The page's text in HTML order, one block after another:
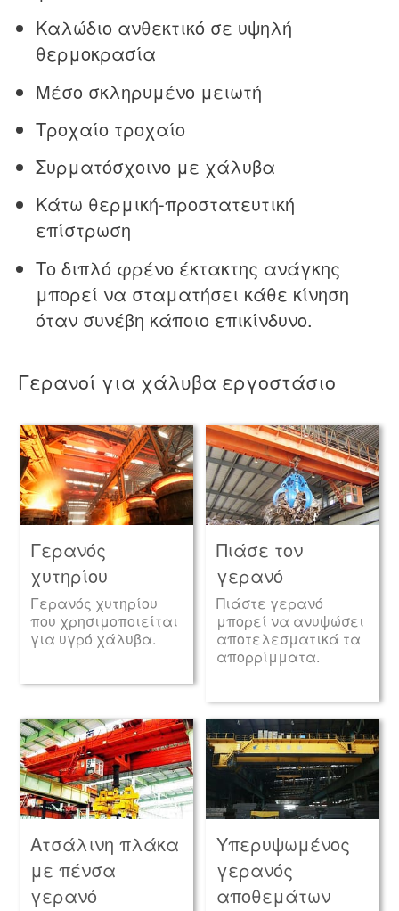
Καλώδιο ανθεκτικό σε υψηλή
θερμοκρασία
Μέσο σκληρυμένο μειωτή
Τροχαίο τροχαίο
Συρματόσχοινο με χάλυβα
Κάτω θερμική-προστατευτική
επίστρωση
Το διπλό φρένο έκτακτης ανάγκης
μπορεί να σταματήσει κάθε κίνηση
όταν συνέβη κάποιο επικίνδυνο.
Γερανοί για χάλυβα εργοστάσιο
Γερανός
χυτηρίου
Γερανός χυτηρίου
που χρησιμοποιείται
για υγρό χάλυβα.
Πιάσε τον
γερανό
Πιάστε γερανό
μπορεί να ανυψώσει
αποτελεσματικά τα
απορρίμματα.
Ατσάλινη πλάκα
με πένσα
γερανό
Υπερυψωμένος
γερανός
αποθεμάτων